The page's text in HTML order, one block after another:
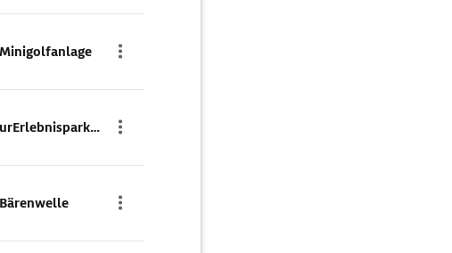
Abenteuerspielplatz im KurErlebnispark BÄREAL